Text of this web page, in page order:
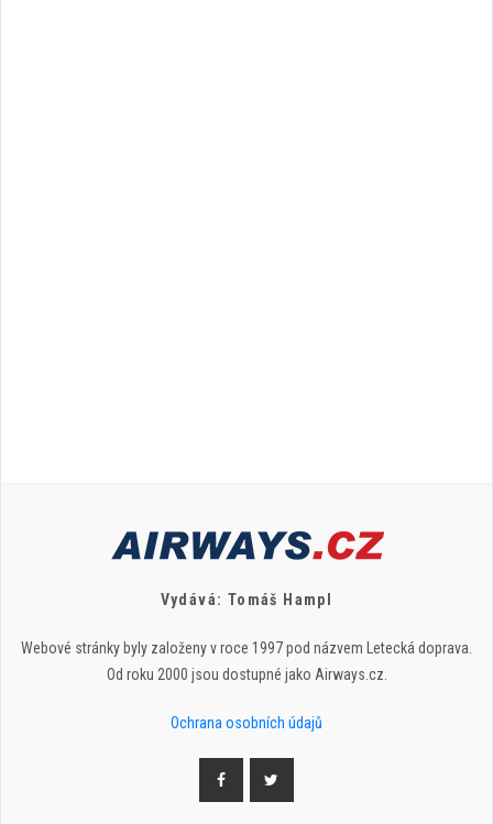
Vydává: Tomáš Hampl
Webové stránky byly založeny v roce 1997 pod názvem Letecká doprava.
Od roku 2000 jsou dostupné jako Airways.cz.
Ochrana osobních údajů